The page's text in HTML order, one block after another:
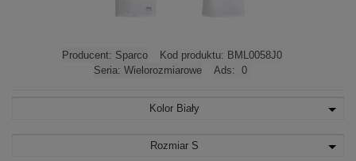
Producent: Sparco Kod produktu: BML0058J0
Seria: Wielorozmiarowe Ads: 0
Kolor Biały
Rozmiar S